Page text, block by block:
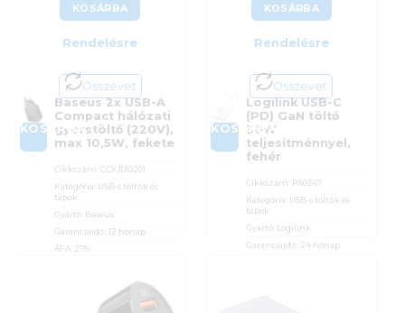
KOSÁRBA
Rendelésre
Összevet
KOSÁRBA
Baseus 2x USB-A
Compact hálózati
gyorstöltő (220V),
max 10,5W, fekete
Cikkszám:CCXJ010201
Kategória: USB-s töltők és
tápok
Gyártó: Baseus
Garanciaidő:12 hónap
ÁFA: 27%
KOSÁRBA
Rendelésre
Összevet
KOSÁRBA
Logilink USB-C
(PD) GaN töltő
30W
teljesítménnyel,
fehér
Cikkszám: PA0347
Kategória: USB-s töltők és
tápok
Gyártó: Logilink
Garanciaidő: 24 hónap